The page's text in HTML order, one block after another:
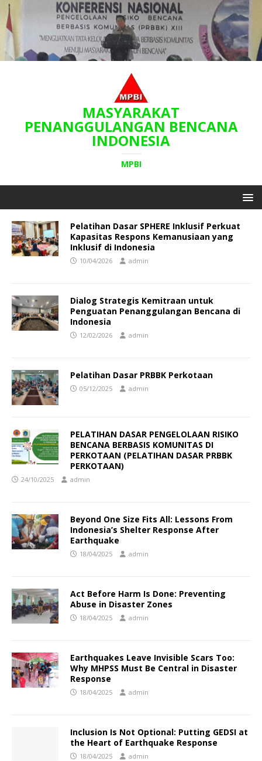
MASYARAKAT
PENANGGULANGAN BENCANA
INDONESIA
MPBI
Pelatihan Dasar SPHERE Inklusif Perkuat
Kapasitas Respons Kemanusiaan yang
Inklusif di Indonesia
10/04/2026 admin
Dialog Strategis Kemitraan untuk
Penguatan Penanggulangan Bencana di
Indonesia
12/02/2026 admin
Pelatihan Dasar PRBBK Perkotaan
05/12/2025 admin
PELATIHAN DASAR PENGELOLAAN RISIKO
BENCANA BERBASIS KOMUNITAS DI
PERKOTAAN (PELATIHAN DASAR PRBBK
PERKOTAAN)
24/10/2025 admin
Beyond One Size Fits All: Lessons From
Indonesia’s Shelter Response After
Earthquake
18/04/2025 admin
Act Before Harm Is Done: Preventing
Abuse in Disaster Zones
18/04/2025 admin
Earthquakes Leave Invisible Scars Too:
Why MHPSS Must Be Central in Disaster
Response
18/04/2025 admin
Inclusion Is Not Optional: Putting GEDSI at
the Heart of Earthquake Response
18/04/2025 admin